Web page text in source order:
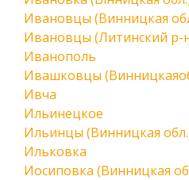
Ивановцы (Винницкая
Ивановцы (Литинский р-
Иванополь
Ивашковцы
Ивча
Ильинецкое
Ильинцы (Винницкая
Ильковка
Иосиповка (Винницкая